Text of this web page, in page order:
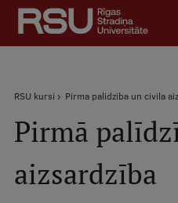
Pārlekt
galveno
saturu
Latviski
Meklēt Mobile
augšējā
izvēlne
Skolēniem
Atpakaļceļš
RSU kursi Pirma palidziba un civila
Pirmā
aizsardzība